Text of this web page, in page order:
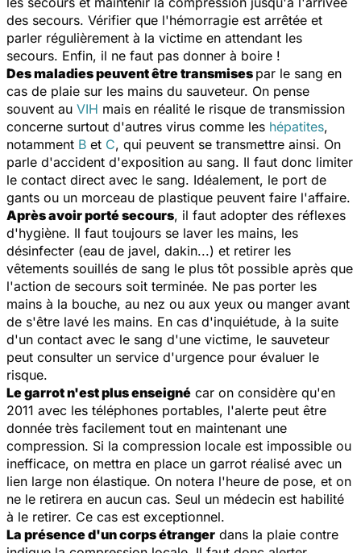
des secours. Vérifier que l'hémorragie est arrêtée et
parler régulièrement à la victime en attendant les
secours. Enfin, il ne faut pas donner à boire !
Des maladies peuvent être transmises par le sang en
cas de plaie sur les mains du sauveteur. On pense
souvent au VIH mais en réalité le risque de transmission
concerne surtout d'autres virus comme les hépatites,
notamment B et C, qui peuvent se transmettre ainsi. On
parle d'accident d'exposition au sang. Il faut donc limiter
le contact direct avec le sang. Idéalement, le port de
gants ou un morceau de plastique peuvent faire l'affaire.
Après avoir porté secours, il faut adopter des réflexes
d'hygiène. Il faut toujours se laver les mains, les
désinfecter (eau de javel, dakin...) et retirer les
vêtements souillés de sang le plus tôt possible après que
l'action de secours soit terminée. Ne pas porter les
mains à la bouche, au nez ou aux yeux ou manger avant
de s'être lavé les mains. En cas d'inquiétude, à la suite
d'un contact avec le sang d'une victime, le sauveteur
peut consulter un service d'urgence pour évaluer le
risque.
Le garrot n'est plus enseigné car on considère qu'en
2011 avec les téléphones portables, l'alerte peut être
donnée très facilement tout en maintenant une
compression. Si la compression locale est impossible ou
inefficace, on mettra en place un garrot réalisé avec un
lien large non élastique. On notera l'heure de pose, et on
ne le retirera en aucun cas. Seul un médecin est habilité
à le retirer. Ce cas est exceptionnel.
La présence d'un corps étranger dans la plaie contre